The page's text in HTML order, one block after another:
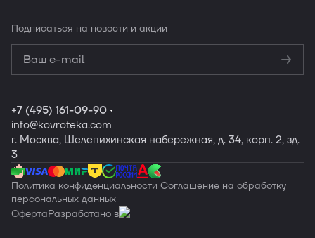
Подписаться на новости и акции
конфиденциальности
Обработку
персональных данных
+7 (495) 161-09-90
info@kovroteka.com
г. Москва, Шелепихинская набережная, д. 34, корп. 2, зд.
3
Политика конфиденциальности Соглашение на обработку
персональных данных
ОфертаРазработано в